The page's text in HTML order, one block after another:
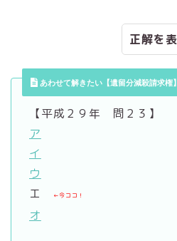
正解
あわせて解きたい【遺留分減殺請求権】
【平成２９年 問２３】
ア
イ
ウ
エ
←今ココ！
オ